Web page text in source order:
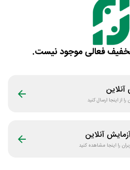
فعالی موجود نیست.
را از اینجا ارسال کنید
آنلاین
را اینجا مشاهده کنید